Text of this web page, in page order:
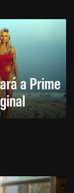
a Prime